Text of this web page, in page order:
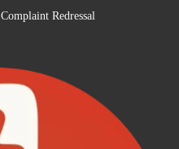
Complaint Redressal